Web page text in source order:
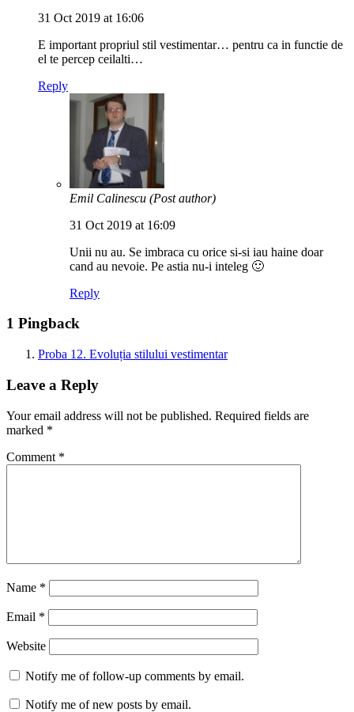
31 Oct 2019 at 16:06
E important propriul stil vestimentar… pentru ca in functie de
el te percep ceilalti…
Reply
Emil Calinescu (Post author)
31 Oct 2019 at 16:09
Unii nu au. Se imbraca cu orice si-si iau haine doar
cand au nevoie. Pe astia nu-i inteleg 🙂
Reply
1 Pingback
Proba 12. Evoluția stilului vestimentar
Leave a Reply
Your email address will not be published. Required fields are
marked *
Comment *
Name *
Email *
Website
Notify me of follow-up comments by email.
Notify me of new posts by email.